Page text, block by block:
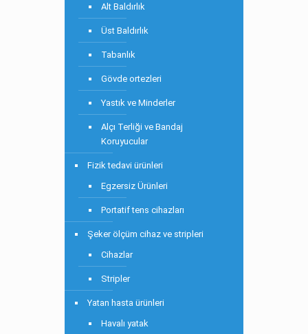
Alt Baldırlık
Üst Baldırlık
Tabanlık
Gövde ortezleri
Yastık ve Minderler
Alçı Terliği ve Bandaj
Koruyucular
Fizik tedavi ürünleri
Egzersiz Ürünleri
Portatif tens cihazları
Şeker ölçüm cihaz ve stripleri
Cihazlar
Stripler
Yatan hasta ürünleri
Havalı yatak